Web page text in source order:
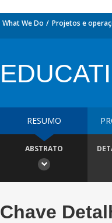
What We Do Projetos e
RESUMO
ABSTRATO
Chave